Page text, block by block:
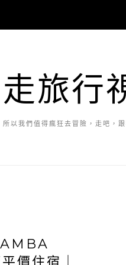
旅行
以我們值得瘋狂去冒險，走吧，
價住宿｜